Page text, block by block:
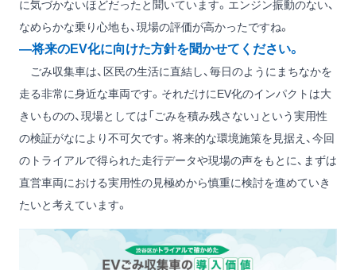
に気づかないほどだったと聞いています。エンジン振動のない、
なめらかな乗り心地も、現場の評価が高かったですね。
―将来のEV化に向けた方針を聞かせてください。
ごみ収集車は、区民の生活に直結し、毎日のようにまちなかを
走る非常に身近な車両です。それだけにEV化のインパクトは大
きいものの、現場としては「ごみを積み残さない」という実用性
の検証がなにより不可欠です。将来的な環境施策を見据え、今回
のトライアルで得られた走行データや現場の声をもとに、まずは
直営車両における実用性の見極めから慎重に検討を進めていき
たいと考えています。